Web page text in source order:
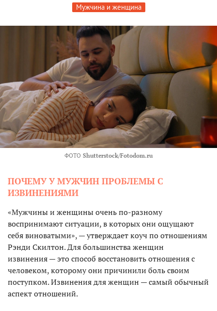
Мужчина и женщина
ФОТО Shutterstock/Fotodom.ru
ПОЧЕМУ У МУЖЧИН ПРОБЛЕМЫ С
ИЗВИНЕНИЯМИ
«Мужчины и женщины очень по-разному
воспринимают ситуации, в которых они ощущают
себя виноватыми», — утверждает коуч по отношениям
Рэнди Скилтон. Для большинства женщин
извинения — это способ восстановить отношения с
человеком, которому они причинили боль своим
поступком. Извинения для женщин — самый обычный
аспект отношений.